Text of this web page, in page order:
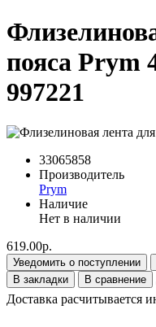
пояса Prym
997221
33065858
Производитель
Prym
Наличие
Нет в наличии
619.00р.
Уведомить о поступлении
В закладки
В сравнение
Доставка расчитывается